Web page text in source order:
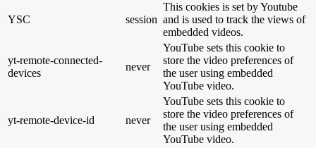
YSC session
This cookies is set by Youtube
and is used to track the views of
embedded videos.
yt-remote-connected-
devices
never
YouTube sets this cookie to
store the video preferences of
the user using embedded
YouTube video.
yt-remote-device-id never
YouTube sets this cookie to
store the video preferences of
the user using embedded
YouTube video.